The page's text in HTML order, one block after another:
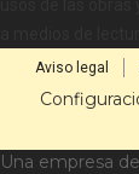
Aviso legal
Una empresa